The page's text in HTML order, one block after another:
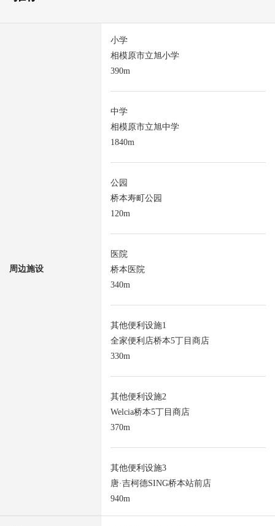
周边施设
小学
相模原市立旭小学
390m
中学
相模原市立旭中学
1840m
公园
桥本寿町公园
120m
医院
桥本医院
340m
其他便利设施1
全家便利店桥本5丁目商店
330m
其他便利设施2
Welcia桥本5丁目商店
370m
其他便利设施3
唐·吉柯德SING桥本站前店
940m